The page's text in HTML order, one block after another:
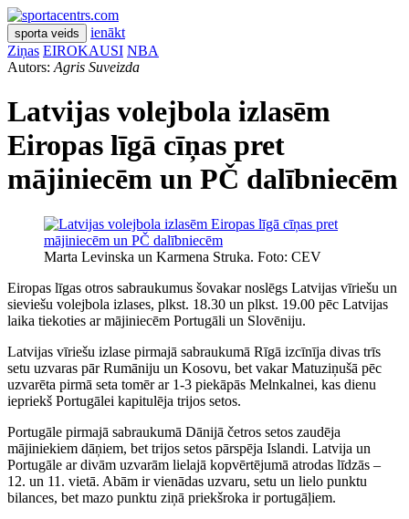
sporta veids
ienākt
Ziņas EIROKAUSI NBA
Autors: Agris Suveizda
Latvijas volejbola izlasēm
Eiropas līgā cīņas pret
mājiniecēm un PČ dalībniecēm
Marta Levinska un Karmena Struka. Foto: CEV
Eiropas līgas otros sabraukumus šovakar noslēgs Latvijas vīriešu un
sieviešu volejbola izlases, plkst. 18.30 un plkst. 19.00 pēc Latvijas
laika tiekoties ar mājiniecēm Portugāli un Slovēniju.
Latvijas vīriešu izlase pirmajā sabraukumā Rīgā izcīnīja divas trīs
setu uzvaras pār Rumāniju un Kosovu, bet vakar Matuziņušā pēc
uzvarēta pirmā seta tomēr ar 1-3 piekāpās Melnkalnei, kas dienu
iepriekš Portugālei kapitulēja trijos setos.
Portugāle pirmajā sabraukumā Dānijā četros setos zaudēja
mājiniekiem dāņiem, bet trijos setos pārspēja Islandi. Latvija un
Portugāle ar divām uzvarām lielajā kopvērtējumā atrodas līdzās –
12. un 11. vietā. Abām ir vienādas uzvaru, setu un lielo punktu
bilances, bet mazo punktu ziņā priekšroka ir portugāļiem.